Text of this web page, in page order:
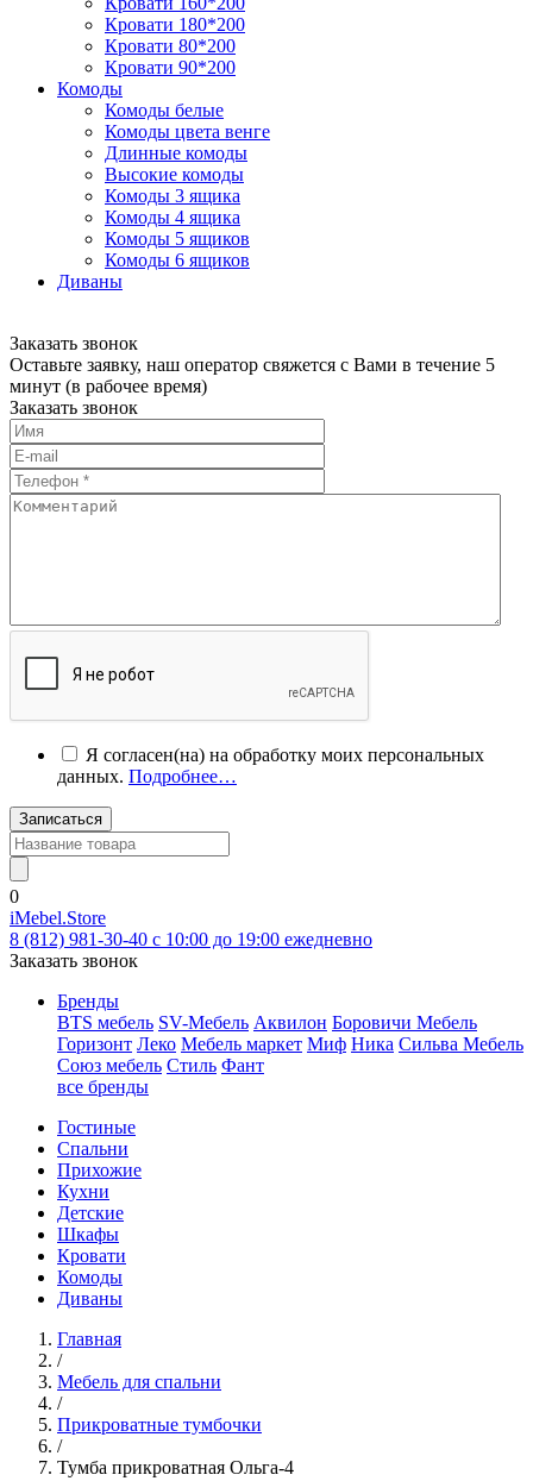
Кровати 180*200
Кровати 80*200
Кровати 90*200
Комоды
Комоды белые
Комоды цвета венге
Длинные комоды
Высокие комоды
Комоды 3 ящика
Комоды 4 ящика
Комоды 5 ящиков
Комоды 6 ящиков
Диваны
Заказать звонок
Оставьте заявку, наш оператор свяжется с Вами в течение 5
минут (в рабочее время)
Заказать звонок
Я согласен(на) на обработку моих персональных
данных. Подробнее…
Записаться
0
iMebel.Store
8 (812) 981-30-40 c 10:00 до 19:00 ежедневно
Заказать звонок
Бренды
BTS мебель SV-Мебель Аквилон Боровичи Мебель
Горизонт Леко Мебель маркет Миф Ника Сильва Мебель
Союз мебель Стиль Фант
все бренды
Гостиные
Спальни
Прихожие
Кухни
Детские
Шкафы
Кровати
Комоды
Диваны
Главная
/
Мебель для спальни
/
Прикроватные тумбочки
/
Тумба прикроватная Ольга-4